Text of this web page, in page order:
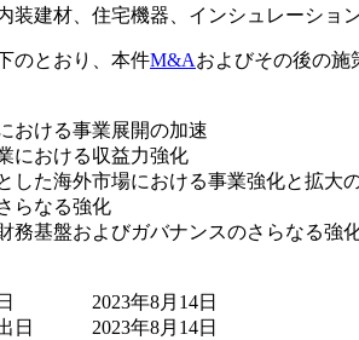
装建材、住宅機器、インシュレーショ
のとおり、本件M&Aおよびその後の施
おける事業展開の加速
における収益力強化
した海外市場における事業強化と拡大
らなる強化
務基盤およびガバナンスのさらなる強
日 2023年8月14日
出日 2023年8月14日